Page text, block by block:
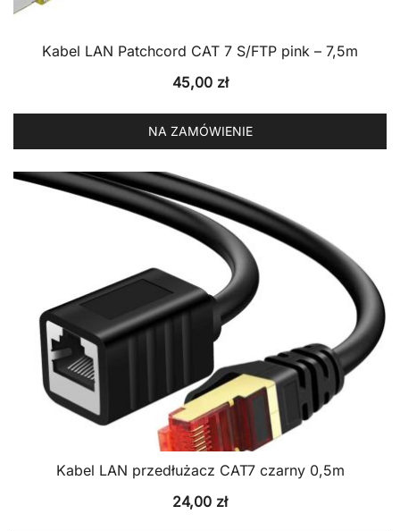
Kabel LAN Patchcord CAT 7 S/FTP pink – 7,5m
45,00 zł
NA ZAMÓWIENIE
Kabel LAN przedłużacz CAT7 czarny 0,5m
24,00 zł